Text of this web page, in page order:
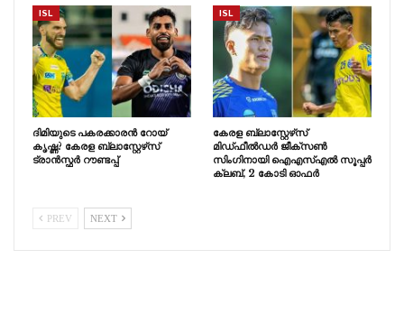
ISL
ദിമിയുടെ പകരക്കാരൻ റോയ്
കൃഷ്ണ? കേരള ബ്ലാസ്റ്റേഴ്‌സ്
ട്രാൻസ്ഫർ റൗണ്ടപ്പ്
ISL
കേരള ബ്ലാസ്റ്റേഴ്‌സ്
മിഡ്ഫീൽഡർ ജീക്സൺ
സിംഗിനായി ഐഎസ്എൽ സൂപ്പർ
ക്ലബ്, 2 കോടി ഓഫർ
PREV NEXT